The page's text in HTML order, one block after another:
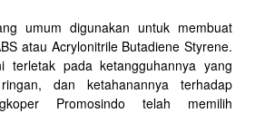
umum digunakan untuk membuat
atau Acrylonitrile Butadiene Styrene.
terletak pada ketangguhannya yang
dan ketahanannya terhadap
Promosindo telah memilih